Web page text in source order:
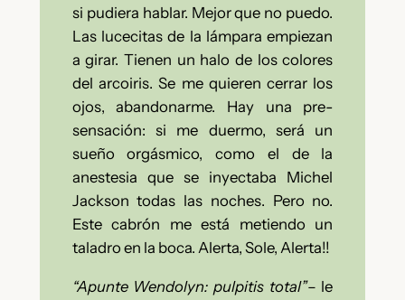
si pudiera hablar. Mejor que no puedo.
Las lucecitas de la lámpara empiezan
a girar. Tienen un halo de los colores
del arcoiris. Se me quieren cerrar los
ojos, abandonarme. Hay una pre-
sensación: si me duermo, será un
sueño orgásmico, como el de la
anestesia que se inyectaba Michel
Jackson todas las noches. Pero no.
Este cabrón me está metiendo un
taladro en la boca. Alerta, Sole, Alerta!!
“Apunte Wendolyn: pulpitis total”– le